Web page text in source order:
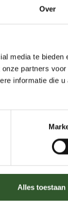
Over
media te bieden
partners
informatie die u
Alles toestaan
Deep